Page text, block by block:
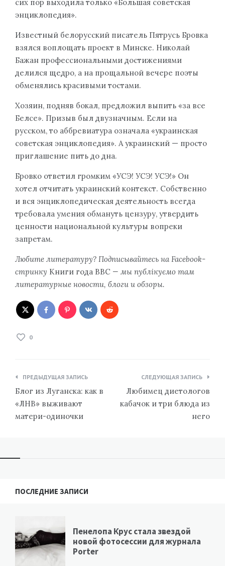
сих пор выходила только «Большая советская
энциклопедия».
Известный белорусский писатель Пятрусь Бровка
взялся воплощать проект в Минске. Николай
Бажан профессиональными достижениями
делился щедро, а на прощальной вечере поэты
обменялись красивыми тостами.
Хозяин, подняв бокал, предложил выпить «за все
Белсе». Призыв был двузначным. Если на
русском, то аббревиатура означала «украинская
советская энциклопедия». А украинский — просто
приглашение пить до дна.
Бровко ответил громким «УСЭ! УСЭ! УСЭ!» Он
хотел отчитать украинский контекст. Собственно
и вся энциклопедическая деятельность всегда
требовала умения обмануть цензуру, утвердить
ценности национальной культуры вопреки
запретам.
Любите литературу? Подписывайтесь на Facebook-
стринку Книги года BBC — мы публікуємо там
литературные новости, блоги и обзоры.
0
Навигация
по
записям
ПРЕДЫДУЩАЯ ЗАПИСЬ
Блог из Луганска: как в
«ЛНВ» выживают
матери-одиночки
СЛЕДУЮЩАЯ ЗАПИСЬ
Любимец диетологов
кабачок и три блюда из
него
ПОСЛЕДНИЕ ЗАПИСИ
Пенелопа Крус стала звездой
новой фотосессии для журнала
Porter